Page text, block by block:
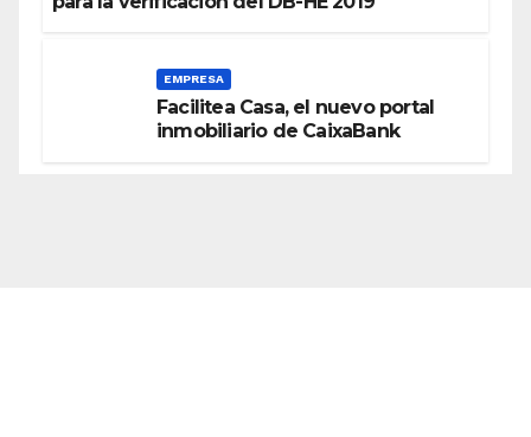
EMPRESA
Facilitea Casa, el nuevo portal
inmobiliario de CaixaBank